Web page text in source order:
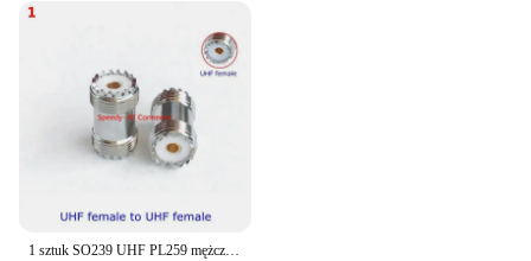
1 sztuk SO239 UHF PL259 mężczyzna kobieta zamontować złącze wtykowe SL16 UHF SO-239 PL-259 do N typ TNC UHF Adapter koncentryczny miedź mosiądz RF